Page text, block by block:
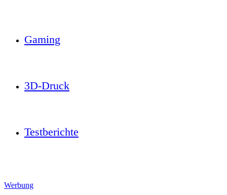
Gaming
3D-Druck
Testberichte
Werbung